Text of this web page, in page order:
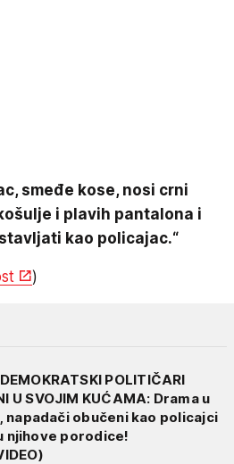
smeđe kose, nosi crni
i plavih pantalona i
kao policajac.“
)
POLITIČARI
U SVOJIM KUĆAMA: Drama u
napadači obučeni kao policajci
njihove porodice!